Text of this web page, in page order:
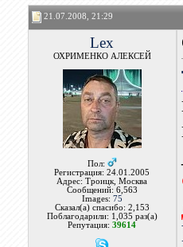
21.07.2008, 21:29
Lex
ОХРИМЕНКО АЛЕКСЕЙ
Пол:
Регистрация: 24.01.2005
Адрес: Троицк, Москва
Сообщений: 6,563
Images: 75
Сказал(а) спасибо: 2,153
Поблагодарили: 1,035 раз(а)
Репутация:39614